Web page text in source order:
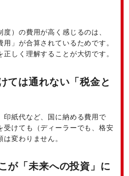
）の費用が高く感じるのは、
用」が合算されているためです。
しく理解することが大切です。
ては通れない「税金と
印紙代など、国に納める費用で
受けても（ディーラーでも、格安
変わりません。
が「未来への投資」に